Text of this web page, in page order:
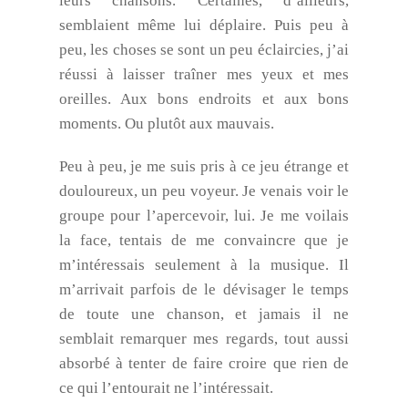
semblaient même lui déplaire. Puis peu à
peu, les choses se sont un peu éclaircies, j’ai
réussi à laisser traîner mes yeux et mes
oreilles. Aux bons endroits et aux bons
moments. Ou plutôt aux mauvais.
Peu à peu, je me suis pris à ce jeu étrange et
douloureux, un peu voyeur. Je venais voir le
groupe pour l’apercevoir, lui. Je me voilais
la face, tentais de me convaincre que je
m’intéressais seulement à la musique. Il
m’arrivait parfois de le dévisager le temps
de toute une chanson, et jamais il ne
semblait remarquer mes regards, tout aussi
absorbé à tenter de faire croire que rien de
ce qui l’entourait ne l’intéressait.